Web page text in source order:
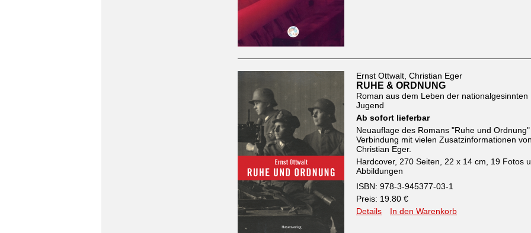
Ernst Ottwalt, Christian Eger
RUHE & ORDNUNG
Roman aus dem Leben der nationalgesinnten
Jugend
Ab sofort lieferbar
Neuauflage des Romans "Ruhe und Ordnung"
Verbindung mit vielen Zusatzinformationen von
Christian Eger.
Hardcover, 270 Seiten, 22 x 14 cm, 19 Fotos
Abbildungen
ISBN: 978-3-945377-03-1
Preis: 19.80 €
Details
In den Warenkorb